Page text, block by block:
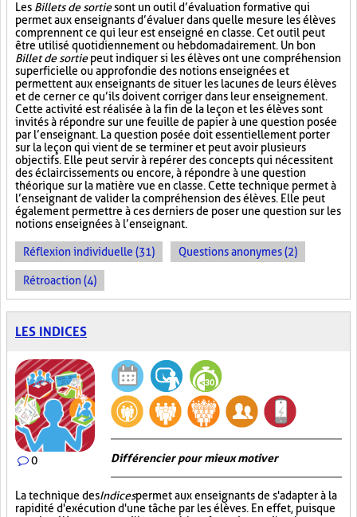
Les Billets de sortiesont un outil d’évaluation formative qui
permet aux enseignants d’évaluer dans quelle mesure les élèves
comprennent ce qui leur est enseigné en classe. Cet outil peut
être utilisé quotidiennement ou hebdomadairement. Un bon
Billet de sortiepeut indiquer si les élèves ont une compréhension
superficielle ou approfondie des notions enseignées et
permettent aux enseignants de situer les lacunes de leurs élèves
et de cerner ce qu’ils doivent corriger dans leur enseignement.
Cette activité est réalisée à la fin de la leçon et les élèves sont
invités à répondre sur une feuille de papier à une question posée
par l’enseignant. La question posée doit essentiellement porter
sur la leçon qui vient de se terminer et peut avoir plusieurs
objectifs. Elle peut servir à repérer des concepts qui nécessitent
des éclaircissements ou encore, à répondre à une question
théorique sur la matière vue en classe. Cette technique permet à
l’enseignant de valider la compréhension des élèves. Elle peut
également permettre à ces derniers de poser une question sur les
notions enseignées à l’enseignant.
Réflexion individuelle (31) Questions anonymes (2)
Rétroaction (4)
LES INDICES
0 Différencier pour mieux motiver
La technique desIndicespermet aux enseignants de s'adapter à la
rapidité d'exécution d'une tâche par les élèves. En effet, puisque